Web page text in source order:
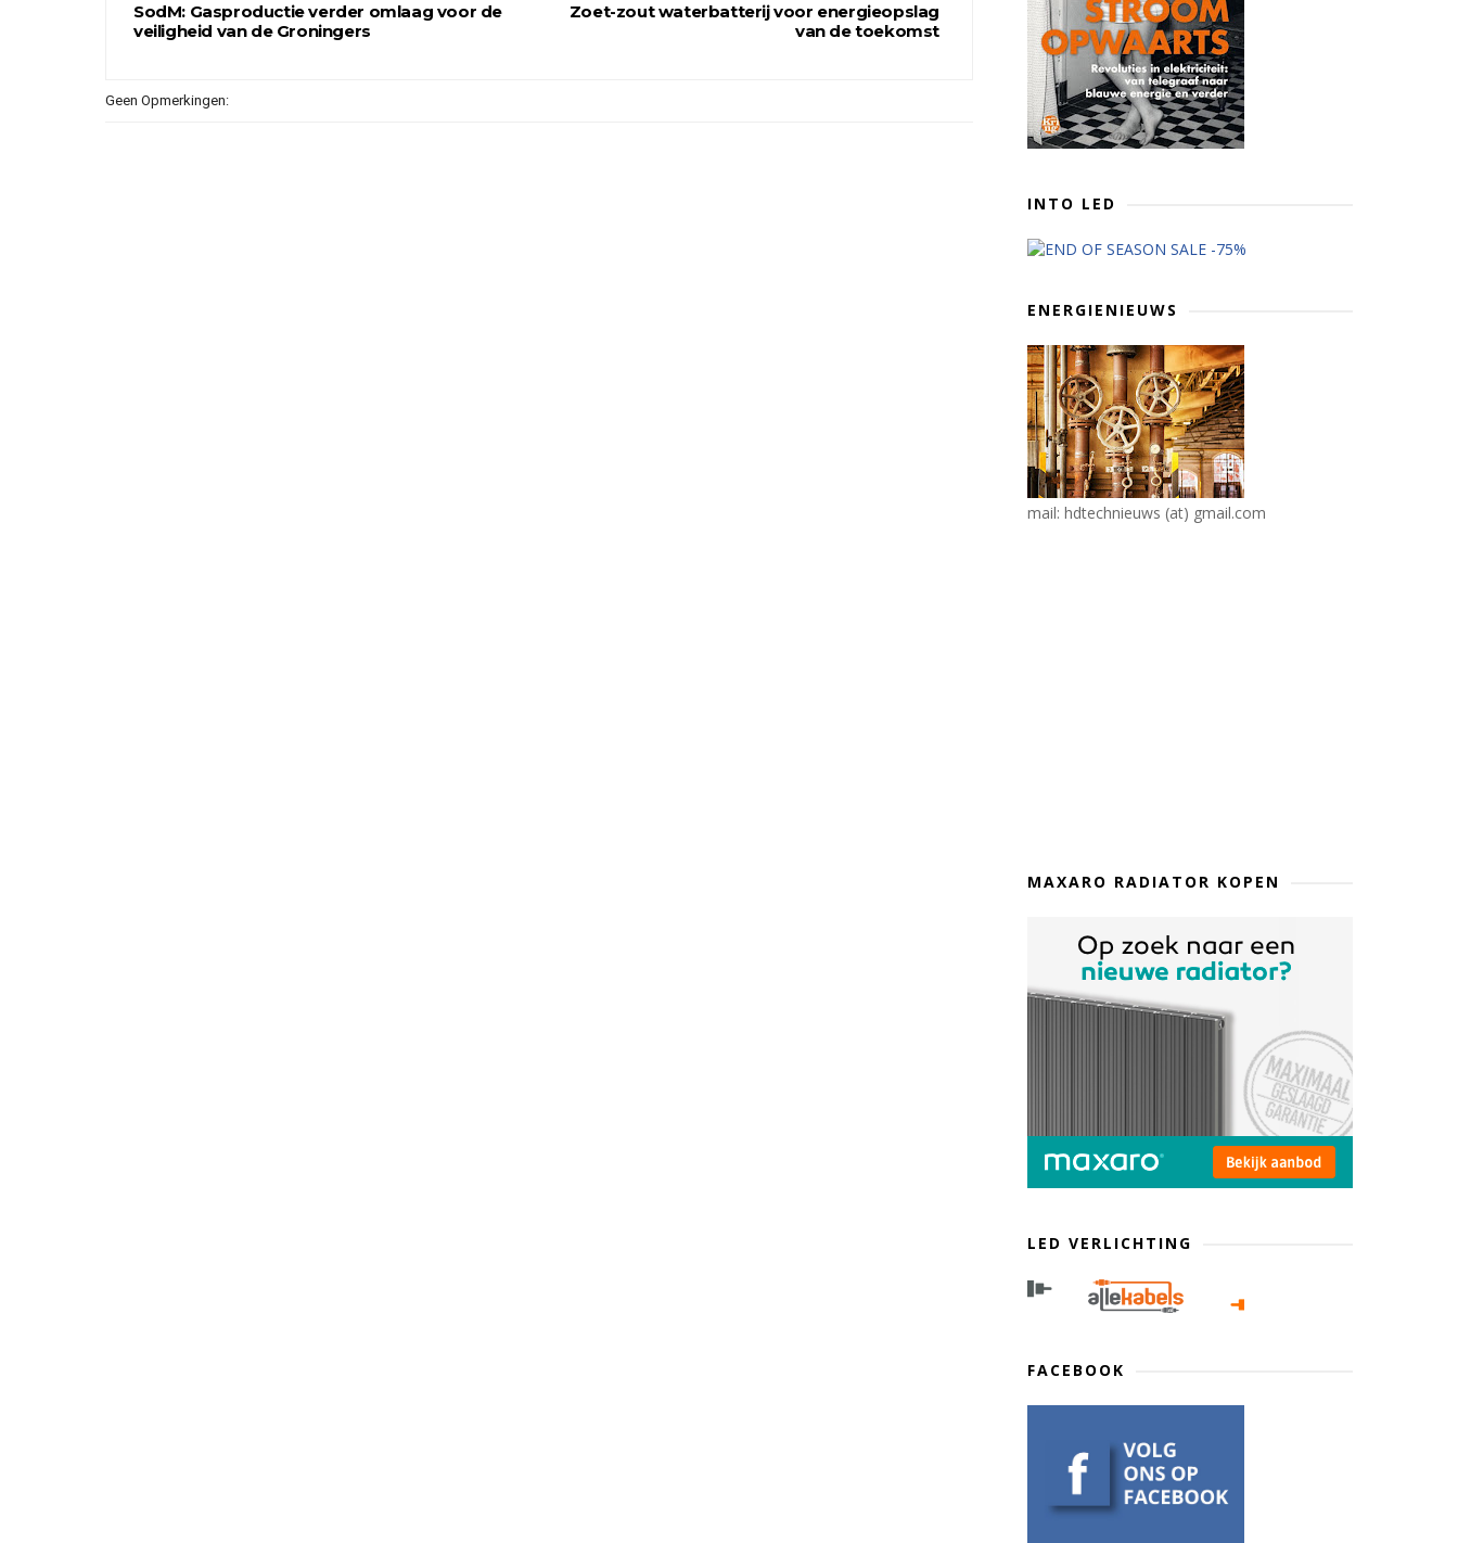
Zoet-zout waterbatterij voor energieopslag
van de toekomst
SodM: Gasproductie verder omlaag voor de
veiligheid van de Groningers
Geen Opmerkingen:
INTO LED
ENERGIENIEUWS
mail: hdtechnieuws (at) gmail.com
MAXARO RADIATOR KOPEN
LED VERLICHTING
FACEBOOK